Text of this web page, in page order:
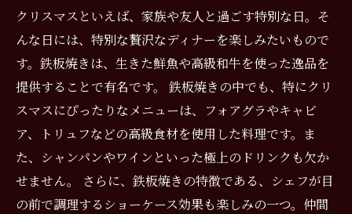
クリスマスといえば、家族や友人と過ごす特別な日。そ
んな日には、特別な贅沢なディナーを楽しみたいもので
す。鉄板焼きは、生きた鮮魚や高級和牛を使った逸品を
提供することで有名です。 鉄板焼きの中でも、特にクリ
スマスにぴったりなメニューは、フォアグラやキャビ
ア、トリュフなどの高級食材を使用した料理です。ま
た、シャンパンやワインといった極上のドリンクも欠か
せません。 さらに、鉄板焼きの特徴である、シェフが目
の前で調理するショーケース効果も楽しみの一つ。仲間